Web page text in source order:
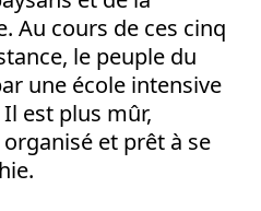
Au cours de ces cinq
le peuple du
une école intensive
est plus mûr,
et prêt à se